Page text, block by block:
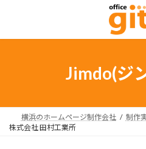
ン
ー
Jimdo(ジ
横浜のホームページ制作会社 制作
株式会社 田村工業所